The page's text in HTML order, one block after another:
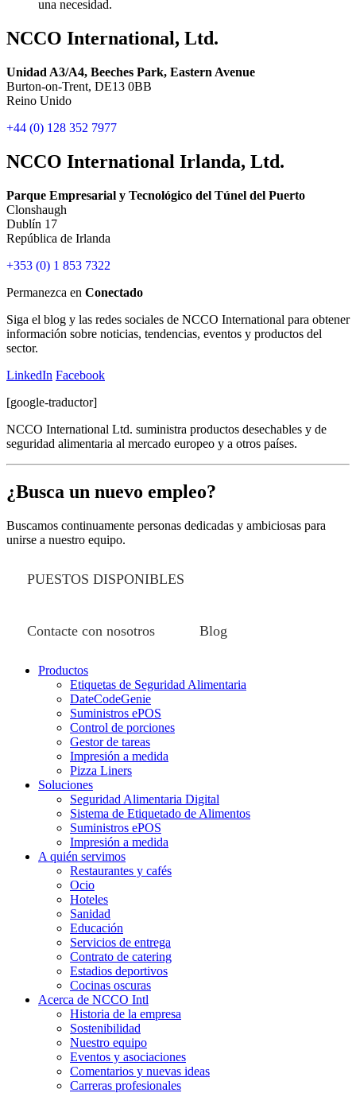
una necesidad.
NCCO International, Ltd.
Unidad A3/A4, Beeches Park, Eastern Avenue
Burton-on-Trent, DE13 0BB
Reino Unido
+44 (0) 128 352 7977
NCCO International Irlanda, Ltd.
Parque Empresarial y Tecnológico del Túnel del Puerto
Clonshaugh
Dublín 17
República de Irlanda
+353 (0) 1 853 7322
Permanezca en Conectado
Siga el blog y las redes sociales de NCCO International para obtener
información sobre noticias, tendencias, eventos y productos del
sector.
LinkedIn Facebook
[google-traductor]
NCCO International Ltd. suministra productos desechables y de
seguridad alimentaria al mercado europeo y a otros países.
¿Busca un nuevo empleo?
Buscamos continuamente personas dedicadas y ambiciosas para
unirse a nuestro equipo.
PUESTOS DISPONIBLES
Contacte con nosotros Blog
Productos
Etiquetas de Seguridad Alimentaria
DateCodeGenie
Suministros ePOS
Control de porciones
Gestor de tareas
Impresión a medida
Pizza Liners
Soluciones
Seguridad Alimentaria Digital
Sistema de Etiquetado de Alimentos
Suministros ePOS
Impresión a medida
A quién servimos
Restaurantes y cafés
Ocio
Hoteles
Sanidad
Educación
Servicios de entrega
Contrato de catering
Estadios deportivos
Cocinas oscuras
Acerca de NCCO Intl
Historia de la empresa
Sostenibilidad
Nuestro equipo
Eventos y asociaciones
Comentarios y nuevas ideas
Carreras profesionales